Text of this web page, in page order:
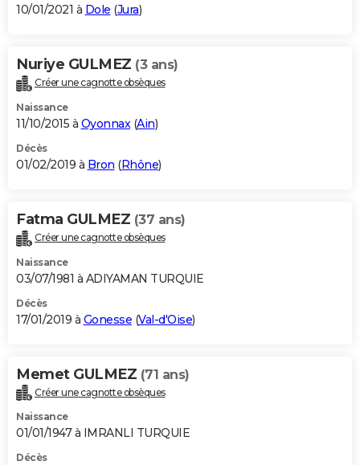
S'inscrire
Se connecter
Lycées
Collèges
Primaires
Universités
Entreprises
Service militaire
Avis de recherche
AVIS DE DÉCÈS
Bricolage
Lifestyle
Culture
Sport
Auto
Television
Voyage
Cinema
10/01/2021 à Dole (Jura)
Nuriye GULMEZ (3 ans)
Créer une cagnotte obsèques
Naissance
11/10/2015 à Oyonnax(Ain)
Décès
01/02/2019 à Bron (Rhône)
Fatma GULMEZ (37 ans)
Créer une cagnotte obsèques
Naissance
03/07/1981 à ADIYAMAN TURQUIE
Décès
17/01/2019 à Gonesse (Val-d'Oise)
Memet GULMEZ (71 ans)
Créer une cagnotte obsèques
Naissance
01/01/1947 à IMRANLI TURQUIE
Décès